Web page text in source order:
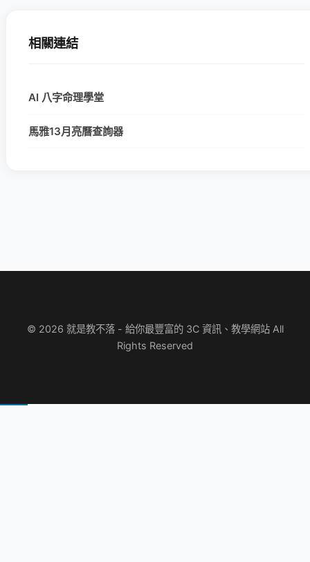
相關連結
AI 八字命理學堂
馬雅13月亮曆查詢器
© 2026 就是教不落 - 給你最豐富的 3C 資訊、教學網站 All
Rights Reserved